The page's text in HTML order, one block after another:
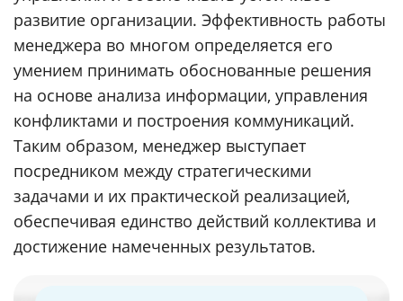
развитие организации. Эффективность работы
менеджера во многом определяется его
умением принимать обоснованные решения
на основе анализа информации, управления
конфликтами и построения коммуникаций.
Таким образом, менеджер выступает
посредником между стратегическими
задачами и их практической реализацией,
обеспечивая единство действий коллектива и
достижение намеченных результатов.